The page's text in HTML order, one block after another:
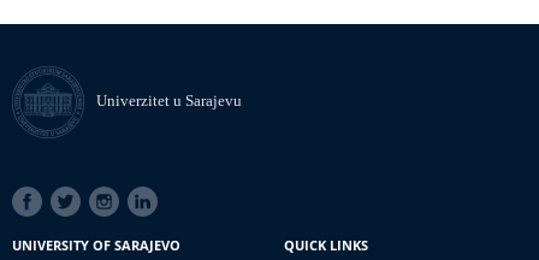
Univerzitet u Sarajevu
SOCIAL
LINKS
UNIVERSITY OF SARAJEVO
QUICK LINKS